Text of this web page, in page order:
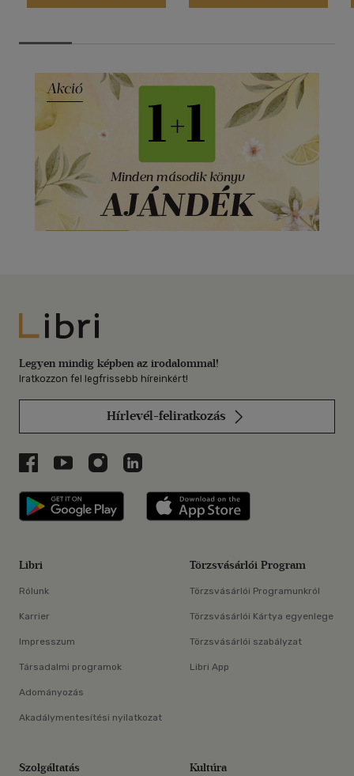
Libri
Legyen mindig képben az irodalommal!
Iratkozzon fel legfrissebb híreinkért!
Hírlevél-feliratkozás
Libri a Facebookon
Libri a Youtube-on
Libri az Instagramon
Libri a LinkedInen
Libri applikáció Szerezd meg: Google
Libri
Rólunk
Karrier
Impresszum
Társadalmi programok
Adományozás
Akadálymentesítési nyilatkozat
Törzsvásárlói Program
Törzsvásárlói Programunkról
Törzsvásárlói Kártya egyenlege
Törzsvásárlói szabályzat
Libri App
Szolgáltatás Kultúra